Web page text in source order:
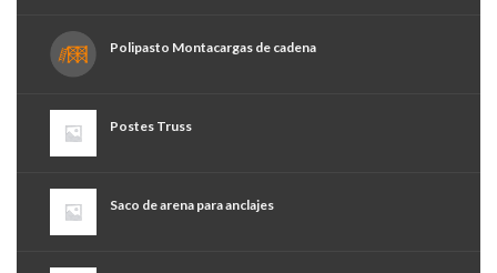
Polipasto Montacargas de cadena
Postes Truss
Saco de arena para anclajes